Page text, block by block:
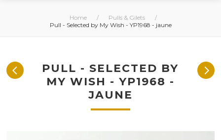
Home / Pulls & Gilets
/
Pull - Selected by My Wish - YP1968 - jaune
PULL - SELECTED BY
MY WISH - YP1968 -
JAUNE